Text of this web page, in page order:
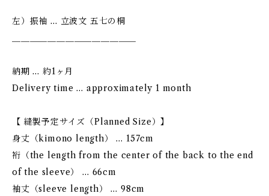
左）振袖 … 立波文 五七の桐
納期 … 約1ヶ月
Delivery time … approximately 1 month
【 縫製予定サイズ（Planned Size）】
身丈（kimono length） … 157cm
裄（the length from the center of the back to the end
of the sleeve） … 66cm
袖丈（sleeve length） … 98cm